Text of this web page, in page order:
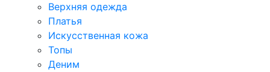
Верхняя одежда
Платья
Искусственная кожа
Топы
Деним